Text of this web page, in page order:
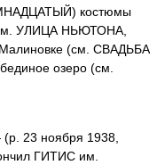
костюмы
УЛИЦА НЬЮТОНА,
(см. СВАДЬБА
озеро (см.
23 ноября 1938,
ГИТИС им.